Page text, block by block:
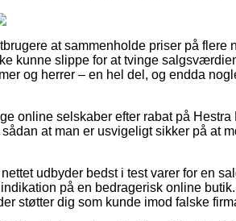
at sammenholde priser på flere
kunne slippe for at tvinge
og herrer – en hel del, og endda
online selskaber efter rabat på Hestra
at man er usvigeligt sikker på at
udbyder bedst i test varer for en
på en bedragerisk online
støtter dig som kunde imod falske